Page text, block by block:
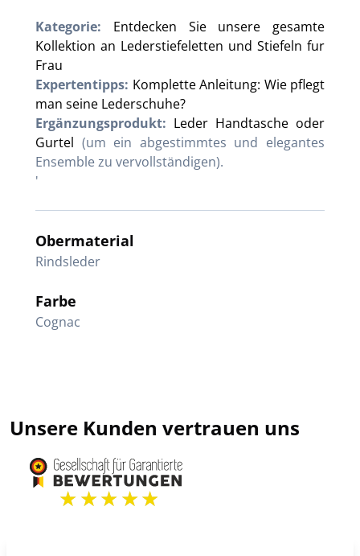
Kategorie:
Entdecken Sie unsere gesamte
Kollektion an Lederstiefeletten und Stiefeln fur
Frau
Expertentipps: Komplette Anleitung: Wie pflegt
man seine Lederschuhe?
Ergänzungsprodukt: Leder Handtasche oder
Gurtel (um ein abgestimmtes und elegantes
Ensemble zu vervollständigen).
'
Obermaterial
Rindsleder
Farbe
Cognac
Unsere Kunden vertrauen uns